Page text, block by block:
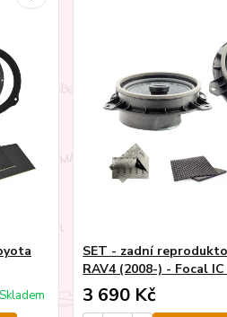
Skladem
SET - zadní
RAV4 (2008-) - Focal
3 690 Kč